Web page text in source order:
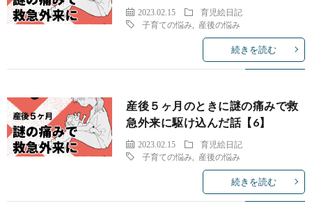
2023.02.15
育児絵日記
子育ての悩み
産後の悩み
続きを読む
産後５ヶ月のときに謎の痛みで救
急外来に駆け込んだ話【6】
2023.02.15
育児絵日記
子育ての悩み
産後の悩み
続きを読む